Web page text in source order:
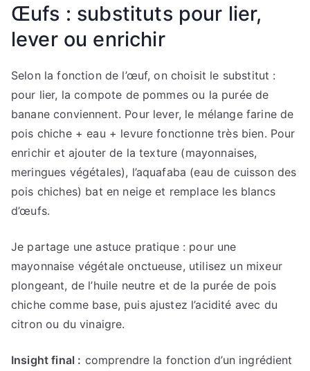
Œufs : substituts pour lier,
lever ou enrichir
Selon la fonction de l’œuf, on choisit le substitut :
pour lier, la compote de pommes ou la purée de
banane conviennent. Pour lever, le mélange farine de
pois chiche + eau + levure fonctionne très bien. Pour
enrichir et ajouter de la texture (mayonnaises,
meringues végétales), l’aquafaba (eau de cuisson des
pois chiches) bat en neige et remplace les blancs
d’œufs.
Je partage une astuce pratique : pour une
mayonnaise végétale onctueuse, utilisez un mixeur
plongeant, de l’huile neutre et de la purée de pois
chiche comme base, puis ajustez l’acidité avec du
citron ou du vinaigre.
Insight final : comprendre la fonction d’un ingrédient